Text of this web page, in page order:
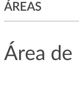
ÁREAS
Área de